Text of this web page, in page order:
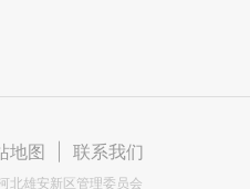
地图 联系我们
北雄安新区管理委员会